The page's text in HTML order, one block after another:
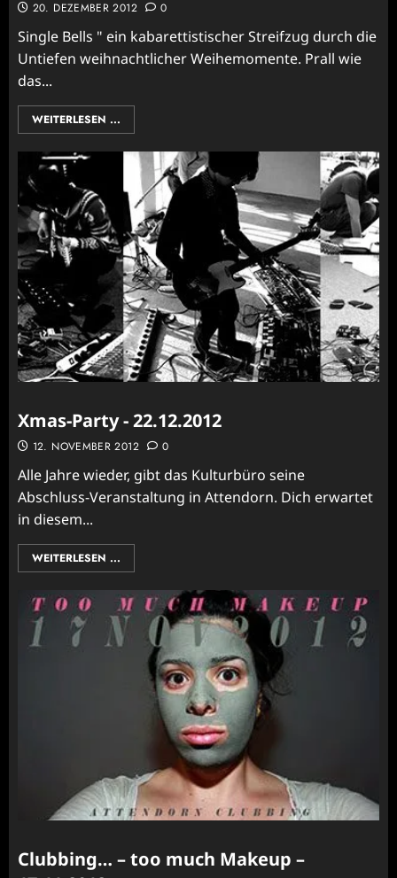
20. DEZEMBER 2012 0
Single Bells " ein kabarettistischer Streifzug durch die
Untiefen weihnachtlicher Weihemomente. Prall wie
das...
WEITERLESEN ...
Xmas-Party - 22.12.2012
12. NOVEMBER 2012 0
Alle Jahre wieder, gibt das Kulturbüro seine
Abschluss-Veranstaltung in Attendorn. Dich erwartet
in diesem...
WEITERLESEN ...
Clubbing… – too much Makeup –